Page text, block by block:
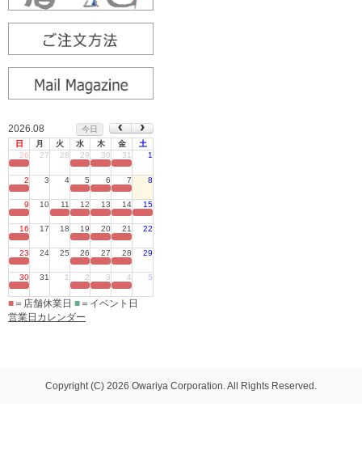
2026.08
今日
日
月 火 水 木 金
土
26
27 28 29 30 31 1
2 3 4 5 6 7 8
9 10 11 12 13 14 15
16 17 18 19 20 21 22
23 24 25 26 27 28 29
30 31 1 2 3 4 5
■ ＝店舗休業日 ■ ＝イベント日
営業日カレンダー
Copyright (C) 2026 Owariya Corporation. All Rights Reserved.